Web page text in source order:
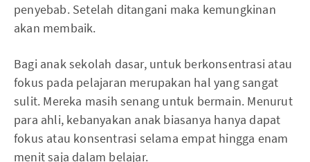
penyebab. Setelah ditangani maka kemungkinan
akan membaik.
Bagi anak sekolah dasar, untuk berkonsentrasi atau
fokus pada pelajaran merupakan hal yang sangat
sulit. Mereka masih senang untuk bermain. Menurut
para ahli, kebanyakan anak biasanya hanya dapat
fokus atau konsentrasi selama empat hingga enam
menit saja dalam belajar.